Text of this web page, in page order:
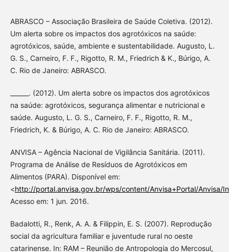
ABRASCO – Associação Brasileira de Saúde Coletiva. (2012).
Um alerta sobre os impactos dos agrotóxicos na saúde:
agrotóxicos, saúde, ambiente e sustentabilidade. Augusto, L.
G. S., Carneiro, F. F., Rigotto, R. M., Friedrich & K., Búrigo, A.
C. Rio de Janeiro: ABRASCO.
______. (2012). Um alerta sobre os impactos dos agrotóxicos
na saúde: agrotóxicos, segurança alimentar e nutricional e
saúde. Augusto, L. G. S., Carneiro, F. F., Rigotto, R. M.,
Friedrich, K. & Búrigo, A. C. Rio de Janeiro: ABRASCO.
ANVISA – Agência Nacional de Vigilância Sanitária. (2011).
Programa de Análise de Resíduos de Agrotóxicos em
Alimentos (PARA). Disponível em:
<http://portal.anvisa.gov.br/wps/content/Anvisa+Portal/Anvisa/
Acesso em: 1 jun. 2016.
Badalotti, R., Renk, A. A. & Filippin, E. S. (2007). Reprodução
social da agricultura familiar e juventude rural no oeste
catarinense. In: RAM – Reunião de Antropologia do Mercosul,